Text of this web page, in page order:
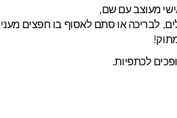
מעוצב עם שם,
לבריכה או סתם לאסוף בו חפצים
לכתפיות.